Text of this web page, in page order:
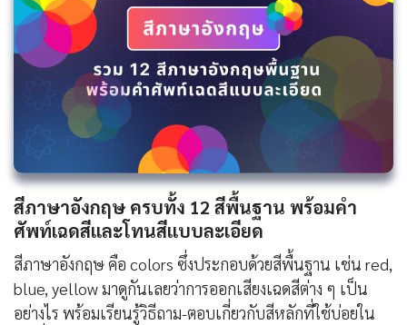
สีภาษาอังกฤษ ครบทั้ง 12 สีพื้นฐาน พร้อมคำ
ศัพท์เฉดสีและโทนสีแบบละเอียด
สีภาษาอังกฤษ คือ colors ซึ่งประกอบด้วยสีพื้นฐาน เช่น red,
blue, yellow มาดูกันเลยว่าการออกเสียงเฉดสีต่าง ๆ เป็น
อย่างไร พร้อมเรียนรู้วิธีถาม-ตอบเกี่ยวกับสีหลักที่ใช้บ่อยใน